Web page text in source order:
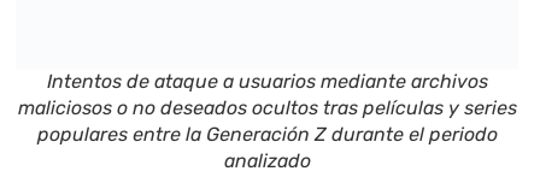
Intentos de ataque a usuarios mediante archivos
maliciosos o no deseados ocultos tras películas y series
populares entre la Generación Z durante el periodo
analizado